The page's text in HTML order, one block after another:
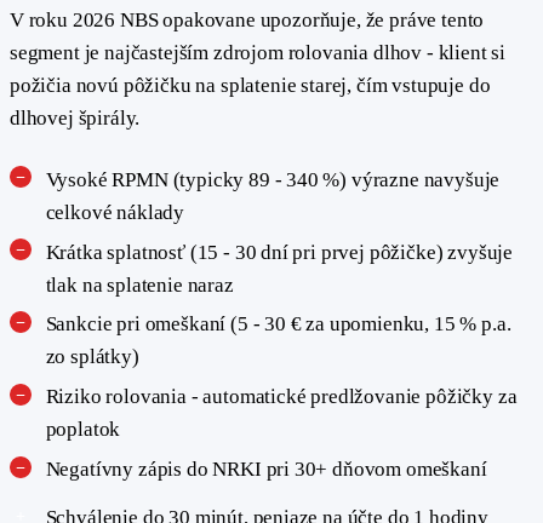
V roku 2026 NBS opakovane upozorňuje, že práve tento
segment je najčastejším zdrojom rolovania dlhov - klient si
požičia novú pôžičku na splatenie starej, čím vstupuje do
dlhovej špirály.
Vysoké RPMN (typicky 89 - 340 %) výrazne navyšuje
celkové náklady
Krátka splatnosť (15 - 30 dní pri prvej pôžičke) zvyšuje
tlak na splatenie naraz
Sankcie pri omeškaní (5 - 30 € za upomienku, 15 % p.a.
zo splátky)
Riziko rolovania - automatické predlžovanie pôžičky za
poplatok
Negatívny zápis do NRKI pri 30+ dňovom omeškaní
Schválenie do 30 minút, peniaze na účte do 1 hodiny